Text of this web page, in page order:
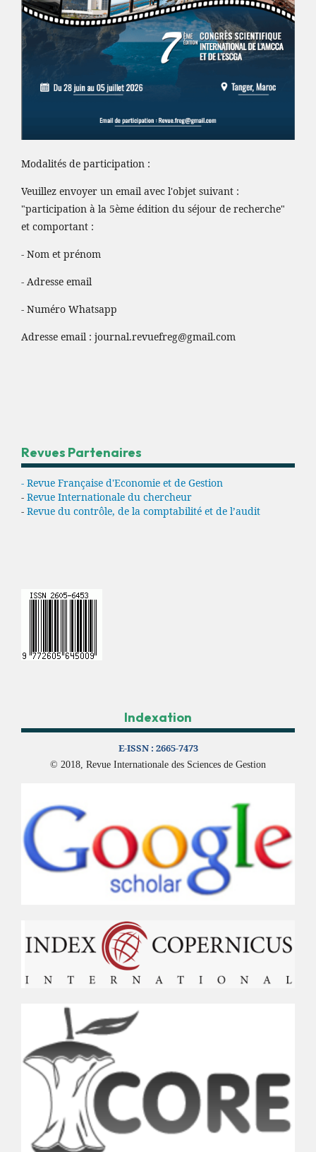
Modalités de participation :
Veuillez envoyer un email avec l'objet suivant :
"participation à la 5ème édition du séjour de recherche"
et comportant :
- Nom et prénom
- Adresse email
- Numéro Whatsapp
Adresse email : journal.revuefreg@gmail.com
Revues Partenaires
- Revue Française d'Economie et de Gestion
- Revue Internationale du chercheur
- Revue du contrôle, de la comptabilité et de l’audit
Indexation
E-ISSN : 2665-7473
© 2018, Revue Internationale des Sciences de Gestion